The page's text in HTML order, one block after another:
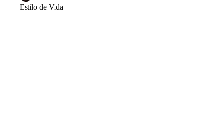
Estilo de Vida